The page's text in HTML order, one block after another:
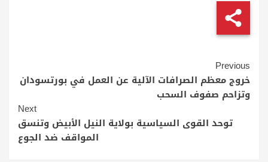
Continue
Reading
Previous
خروج معظم الصرافات الآلية عن العمل في بورتسودان
وتزاحم صفوف السحب
Next
توحد القوى السياسية بولاية النيل الأبيض وتنسق
المواقف ضد الجوع